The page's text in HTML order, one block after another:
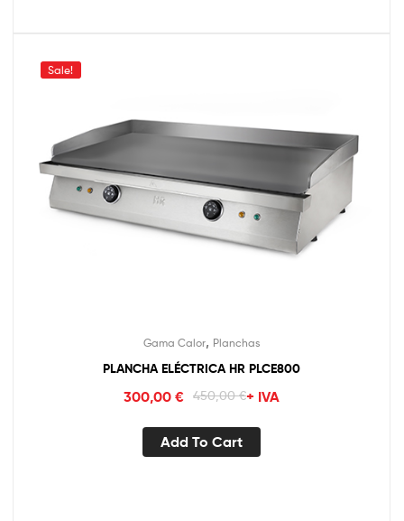
Sale!
Gama Calor, Planchas
PLANCHA ELÉCTRICA HR PLCE800
450,00€
300,00€ + IVA
Add To Cart